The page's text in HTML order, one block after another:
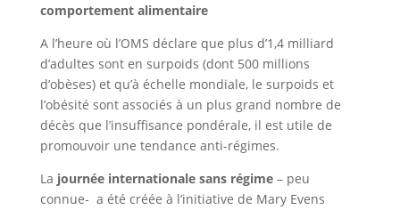
comportement alimentaire
A l’heure où l’OMS déclare que plus d’1,4 milliard
d’adultes sont en surpoids (dont 500 millions
d’obèses) et qu’à échelle mondiale, le surpoids et
l’obésité sont associés à un plus grand nombre de
décès que l’insuffisance pondérale, il est utile de
promouvoir une tendance anti-régimes.
La journée internationale sans régime– peu
connue- a été créée à l’initiative de Mary Evens